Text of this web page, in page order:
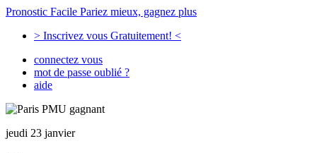
Pronostic Facile Pariez mieux, gagnez plus
> Inscrivez vous Gratuitement! <
connectez vous
mot de passe oublié ?
aide
jeudi 23 janvier